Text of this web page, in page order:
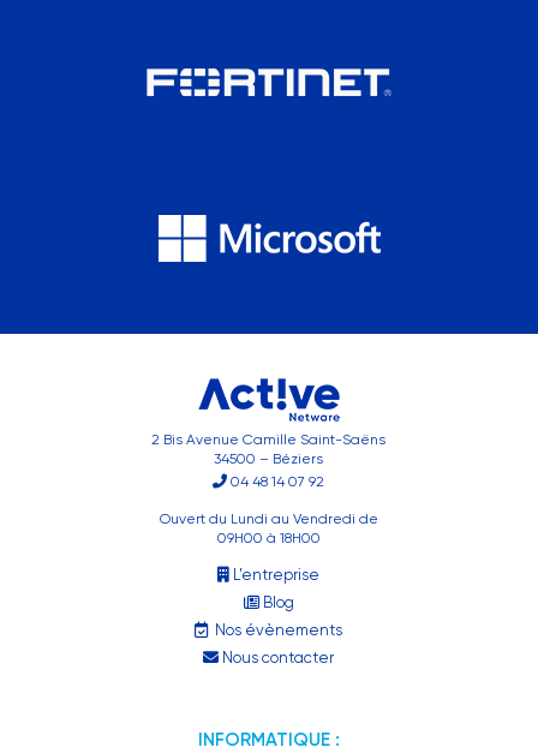
2 Bis Avenue Camille Saint-Saëns
34500 – Béziers
04 48 14 07 92
Ouvert du Lundi au Vendredi de
09H00 à 18H00
L’entreprise
Blog
Nos évènements
Nous contacter
INFORMATIQUE :